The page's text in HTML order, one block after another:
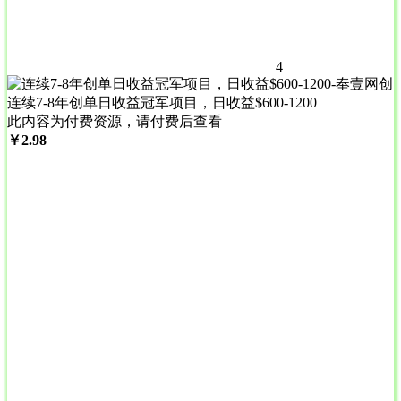
4
连续7-8年创单日收益冠军项目，日收益$600-1200
此内容为付费资源，请付费后查看
￥2.98